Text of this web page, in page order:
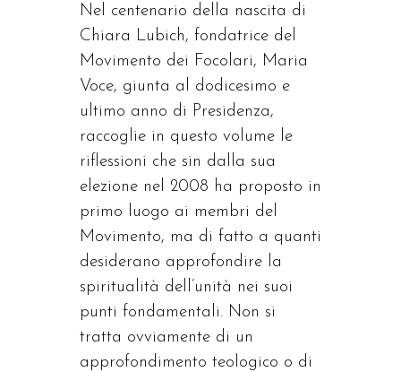
Nel centenario della nascita di
Chiara Lubich, fondatrice del
Movimento dei Focolari, Maria
Voce, giunta al dodicesimo e
ultimo anno di Presidenza,
raccoglie in questo volume le
riflessioni che sin dalla sua
elezione nel 2008 ha proposto in
primo luogo ai membri del
Movimento, ma di fatto a quanti
desiderano approfondire la
spiritualità dell’unità nei suoi
punti fondamentali. Non si
tratta ovviamente di un
approfondimento teologico o di